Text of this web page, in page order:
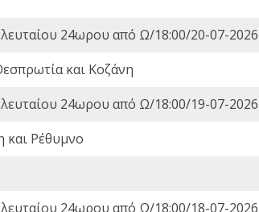
24ωρου από Ω/18:00/20-07-
και Κοζάνη
24ωρου από Ω/18:00/19-07-
και Ρέθυμνο
24ωρου από Ω/18:00/18-07-